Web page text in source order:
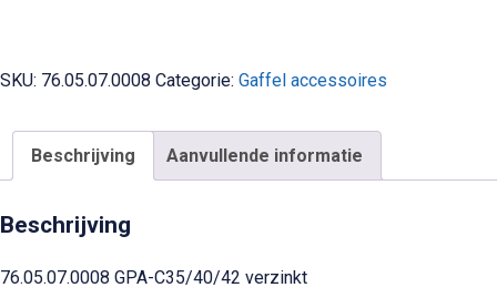
SKU: 76.05.07.0008 Categorie: Gaffel accessoires
Beschrijving Aanvullende informatie
Beschrijving
76.05.07.0008 GPA-C35/40/42 verzinkt